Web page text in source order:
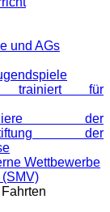
und AGs
trainiert für
der
der
Wettbewerbe